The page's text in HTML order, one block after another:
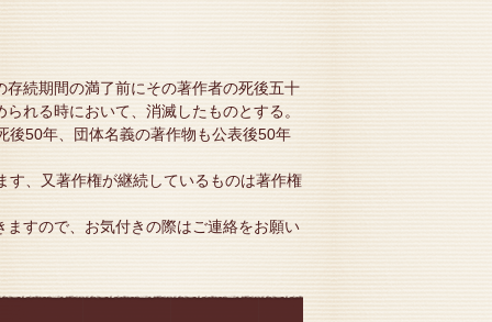
続期間の満了前にその著作者の死後五十
れる時において、消滅したものとする。
後50年、団体名義の著作物も公表後50年
す、又著作権が継続しているものは著作権
すので、お気付きの際はご連絡をお願い